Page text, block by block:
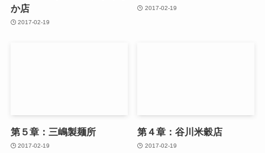
か店
2017-02-19
2017-02-19
第５章：三嶋製麺所
2017-02-19
第４章：谷川米穀店
2017-02-19